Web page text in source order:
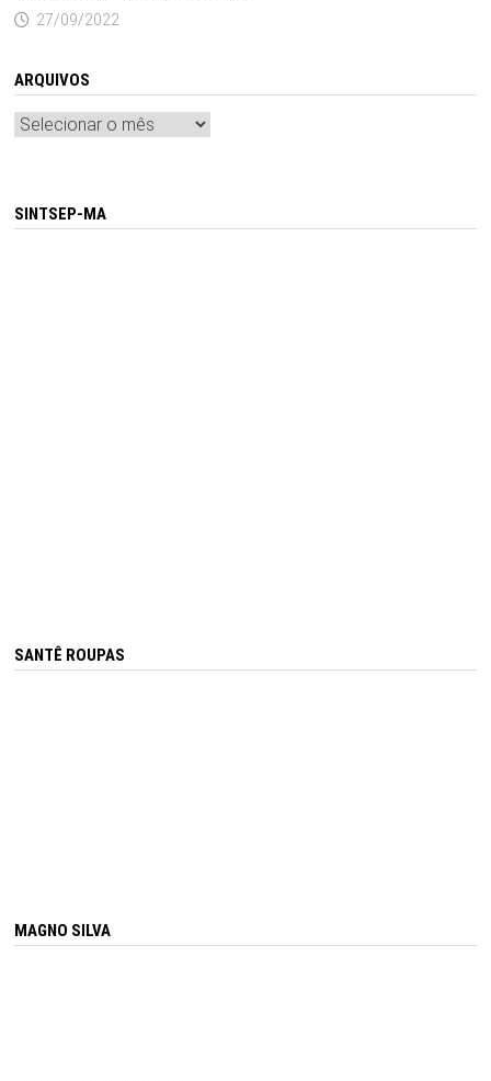
27/09/2022
ARQUIVOS
Arquivos
SINTSEP-MA
SANTÊ ROUPAS
MAGNO SILVA